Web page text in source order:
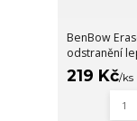
BenBow
odstranění
219 Kč/ks